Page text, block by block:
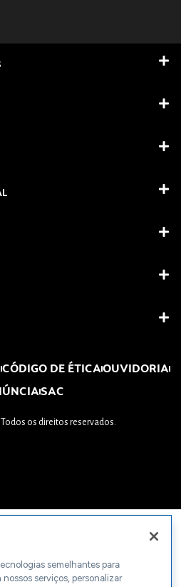
CÓDIGO DE ÉTICAOUVIDORIA
SAC
Todos os direitos reservados.
semelhantes para
serviços, personalizar